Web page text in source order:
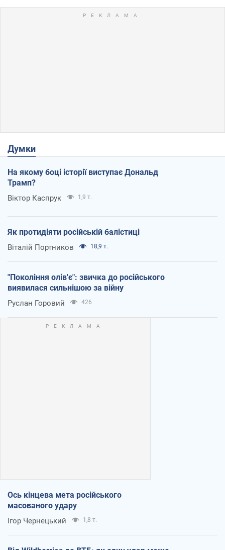
Думки
На якому боці історії виступає Дональд
Трамп?
Віктор Каспрук 1,9 т.
Як протидіяти російській балістиці
Віталій Портников 18,9 т.
"Покоління олів'є": звичка до російського
виявилася сильнішою за війну
Руслан Горовий 426
Ось кінцева мета російського
масованого удару
Ігор Чернецький 1,8 т.